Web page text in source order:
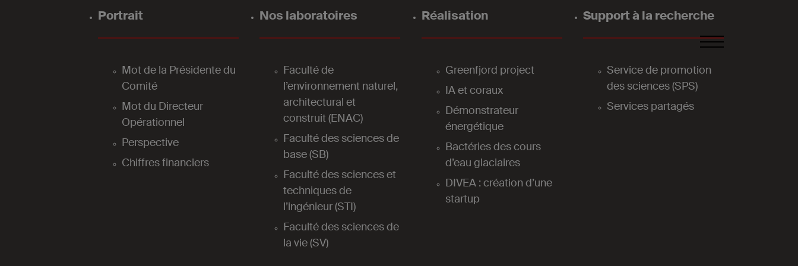
FR DE EN
Portrait
Mot de la Présidente du
Comité
Mot du Directeur
Opérationnel
Perspective
Chiffres financiers
Nos laboratoires
Faculté de
l’environnement naturel,
architectural et
construit (ENAC)
Faculté des sciences de
base (SB)
Faculté des sciences et
techniques de
l’ingénieur (STI)
Faculté des sciences de
la vie (SV)
Réalisation
Greenfjord project
IA et coraux
Démonstrateur
énergétique
Bactéries des cours
d’eau glaciaires
DIVEA : création d’une
startup
Support à la recherche
Service de promotion
des sciences (SPS)
Services partagés